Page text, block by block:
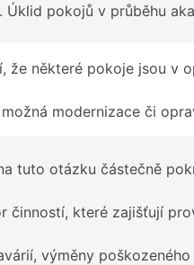
Úklid pokojů v průběhu
že některé pokoje jsou v
modernizace či
tuto otázku částečně
činností, které zajišťují
výměny